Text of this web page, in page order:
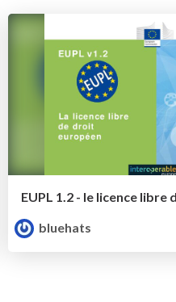
EUPL 1.2 - le licence
bluehats